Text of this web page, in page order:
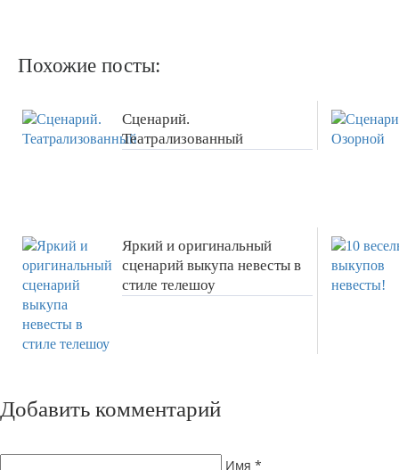
Похожие посты:
Сценарий.
Театрализованный
Яркий и оригинальный
сценарий выкупа невесты в
стиле телешоу
Добавить комментарий
Имя *